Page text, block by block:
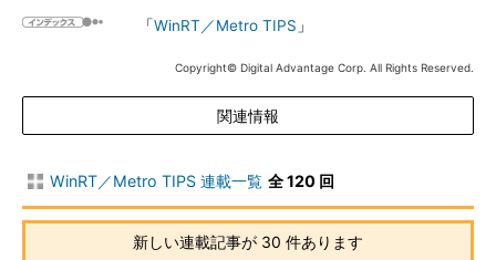
「WinRT／Metro TIPS 」
Copyright© Digital Advantage Corp. All Rights Reserved.
関連情報
WinRT／Metro TIPS 連載一覧 全 120 回
新しい連載記事が 30 件あります